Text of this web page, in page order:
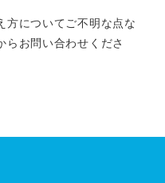
方についてご不明な点な
らお問い合わせくださ